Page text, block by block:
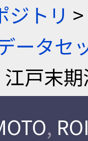
ジトリ >
ータセ
戸末
,